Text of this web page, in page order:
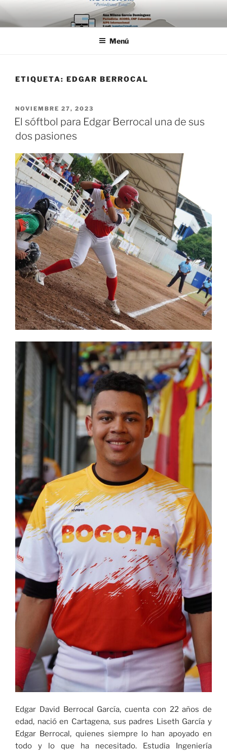
Saltar
al
contenido
Menú
ETIQUETA: EDGAR BERROCAL
PUBLICADO
EL
NOVIEMBRE 27, 2023
El sóftbol para Edgar Berrocal una de sus
dos pasiones
Edgar David Berrocal García, cuenta con 22 años de
edad, nació en Cartagena, sus padres Liseth García y
Edgar Berrocal, quienes siempre lo han apoyado en
todo y lo que ha necesitado. Estudia Ingeniería